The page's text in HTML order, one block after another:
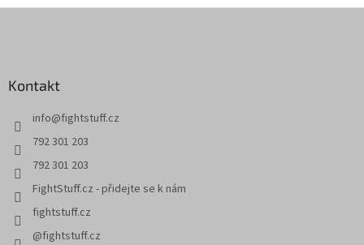
Kontakt
info@fightstuff.cz
792 301 203
792 301 203
FightStuff.cz - přidejte se k nám
fightstuff.cz
@fightstuff.cz